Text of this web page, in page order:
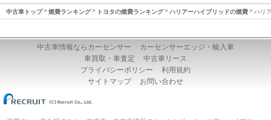
中古車トップ 燃費ランキング トヨタの燃費ランキング ハリアーハイブリッドの燃費 ハリ
中古車情報ならカーセンサー
カーセンサーエッジ・輸入車
車買取・車査定
中古車リース
プライバシーポリシー
利用規約
サイトマップ
お問い合わせ